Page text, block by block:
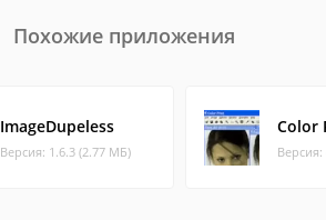
Похожие приложения
ImageDupeless
Версия: 1.6.3 (2.77 МБ)
Color